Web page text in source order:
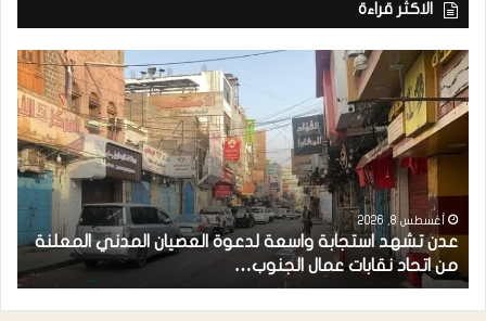
الاكثر قراءة
أغسطس 8, 2026
عدن تشهد استجابة واسعة لدعوة العصيان المدني المعلنة
من اتحاد نقابات عمال الجنوب…